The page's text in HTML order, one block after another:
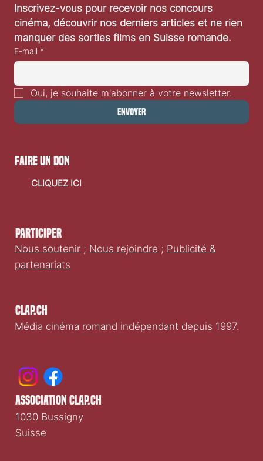
Inscrivez-vous pour recevoir nos concours
cinéma, découvrir nos derniers articles et ne rien
manquer des sorties films en Suisse romande.
E-mail *
Oui, je souhaite m'abonner à votre newsletter.
Envoyer
Clap.ch
Média cinéma romand indépendant depuis 1997.
Participer
Nous soutenir ; Nous rejoindre ; Publicité &
partenariats
faire un don
CLIQUEZ ICI
association clap.ch
1030 Bussigny
Suisse